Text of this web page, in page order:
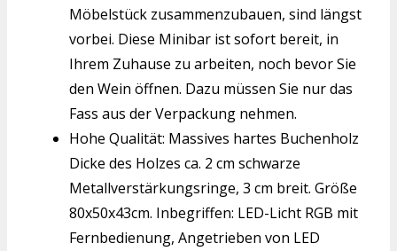
Möbelstück zusammenzubauen, sind längst
vorbei. Diese Minibar ist sofort bereit, in
Ihrem Zuhause zu arbeiten, noch bevor Sie
den Wein öffnen. Dazu müssen Sie nur das
Fass aus der Verpackung nehmen.
Hohe Qualität: Massives hartes Buchenholz
Dicke des Holzes ca. 2 cm schwarze
Metallverstärkungsringe, 3 cm breit. Größe
80x50x43cm. Inbegriffen: LED-Licht RGB mit
Fernbedienung, Angetrieben von LED